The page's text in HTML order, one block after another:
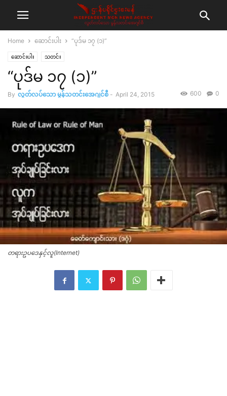
Home ဆောင်းပါး “ပုဒ်မ ၁၇ (၁)”
ဆောင်းပါး သတင်း
“ပုဒ်မ ၁၇ (၁)”
By လွတ်လပ်သော မွန်သတင်းအေဂျင်စီ - April 24, 2015 0
600
တရားဥပဒေနှင့်လူ(Internet)